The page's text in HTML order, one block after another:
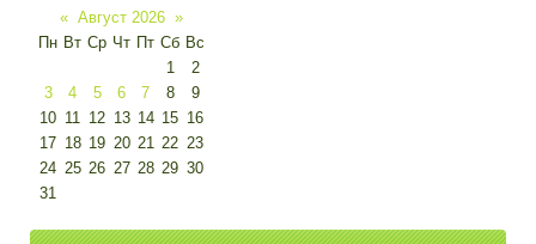
« Август 2026 »
Пн Вт Ср Чт Пт Сб Вс
1
2
3
4 5 6 7 8
9
10 11 12 13 14 15 16
17 18 19 20 21 22 23
24 25 26 27 28 29 30
31